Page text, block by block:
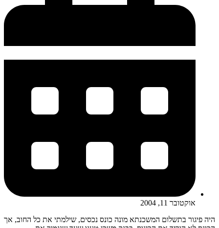
אוקטובר 11, 2004
היה פיגור בתשלום המשכנתא מונה כונס נכסים, שילמתי את כל החוב, אך